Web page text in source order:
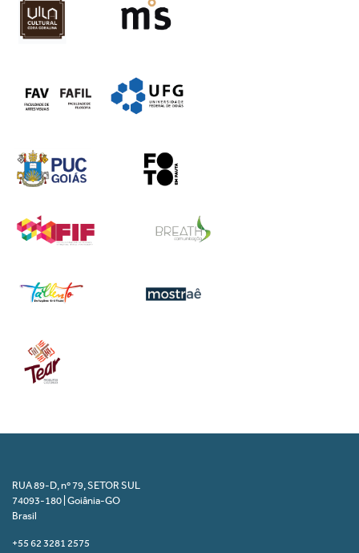
RUA 89-D, nº 79, SETOR SUL
74093-180 | Goiânia-GO
Brasil
+55 62 3281 2575